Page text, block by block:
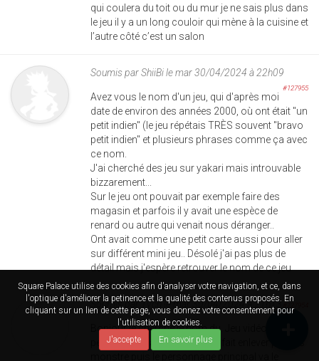
Square Palace utilise des cookies afin d'analyser votre navigation, et ce, dans
l'optique d'améliorer la petinence et la qualité des contenus proposés. En
cliquant sur un lien de cette page, vous donnez votre consentement pour
l'utilisation de cookies.
J'accepte
En savoir plus
qui coulera du toit ou du mur je ne sais plus dans
le jeu il y a un long couloir qui mène à la cuisine et
l’autre côté c’est un salon
Soumis parShiiBile mar 30/04/2024 à 22h09
#127955
Avez vous le nom d'un jeu, qui d'après moi
date de environ des années 2000, où ont était "un
petit indien" (le jeu répétais TRÈS souvent "bravo
petit indien" et plusieurs phrases comme ça avec
ce nom.
J'ai cherché des jeu sur yakari mais introuvable
bizzarement...
Sur le jeu ont pouvait par exemple faire des
magasin et parfois il y avait une espèce de
renard ou autre qui venait nous déranger..
Ont avait comme une petit carte aussi pour aller
sur différent mini jeu.. Désolé j'ai pas plus de
détail mais j'espère retrouver le nom de ce jeu
Soumis parTvcnle mar 30/04/2024 à 21h13
Bonjour je cherche le nom du. Jeu vidéo ou le
pere personnage principal se fait enlever par des